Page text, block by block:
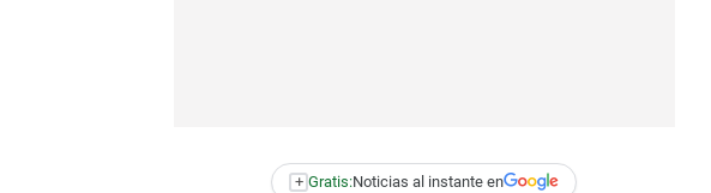
+ Gratis:Noticias al instante en